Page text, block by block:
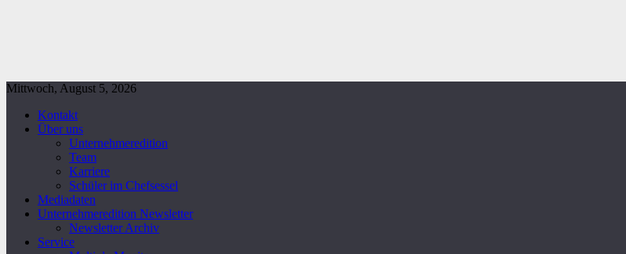
Mittwoch, August 5, 2026
Kontakt
Über uns
Unternehmeredition
Team
Karriere
Schüler im Chefsessel
Mediadaten
Unternehmeredition Newsletter
Newsletter Archiv
Service